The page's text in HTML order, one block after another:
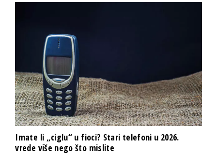
Imate li „ciglu“ u fioci? Stari telefoni u 2026.
vrede više nego što mislite